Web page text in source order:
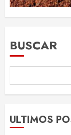
BUSCAR
ULTIMOS